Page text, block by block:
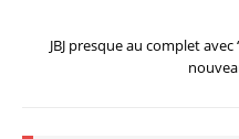
JBJ presque au complet avec